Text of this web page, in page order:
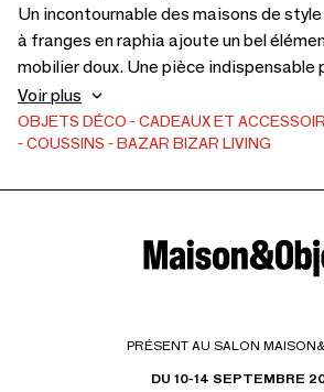
Un incontournable des maisons de
à franges en raphia ajoute un bel
mobilier doux. Une pièce indispensable
touche bohème à votre intérieur, votre
terrasse. Des possibilités infinies.
Voir plus
OBJETS DÉCO
CADEAUX ET
COUSSINS
BAZAR BIZAR LIVING
PRÉSENT AU SALON
DU 10-14 SEPTEMBRE